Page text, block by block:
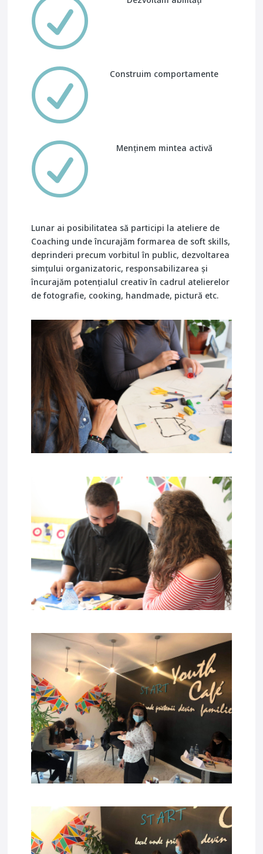
R
R Construim comportamente
R Menținem mintea activă
Lunar ai posibilitatea să participi la ateliere de
Coaching unde încurajăm formarea de soft skills,
deprinderi precum vorbitul în public, dezvoltarea
simțului organizatoric, responsabilizarea și
încurajăm potențialul creativ în cadrul atelierelor
de fotografie, cooking, handmade, pictură etc.